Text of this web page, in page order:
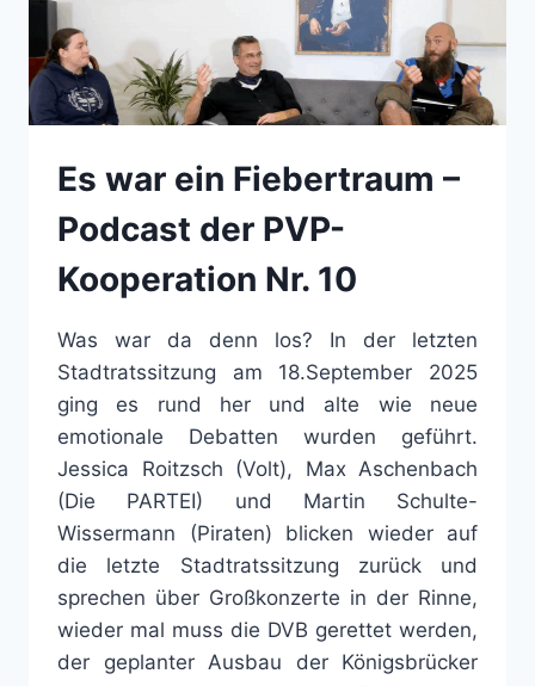
Es war ein Fiebertraum –
Podcast der PVP-
Kooperation Nr. 10
Was war da denn los? In der letzten
Stadtratssitzung am 18.September 2025
ging es rund her und alte wie neue
emotionale Debatten wurden geführt.
Jessica Roitzsch (Volt), Max Aschenbach
(Die PARTEI) und Martin Schulte-
Wissermann (Piraten) blicken wieder auf
die letzte Stadtratssitzung zurück und
sprechen über Großkonzerte in der Rinne,
wieder mal muss die DVB gerettet werden,
der geplanter Ausbau der Königsbrücker